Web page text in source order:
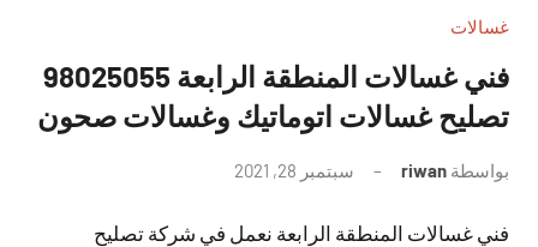
غسالات
فني غسالات المنطقة الرابعة 98025055
تصليح غسالات اتوماتيك وغسالات صحون
بواسطة riwan سبتمبر 28, 2021
تعليقات
فني غسالات المنطقة الرابعة نعمل في شركة تصليح